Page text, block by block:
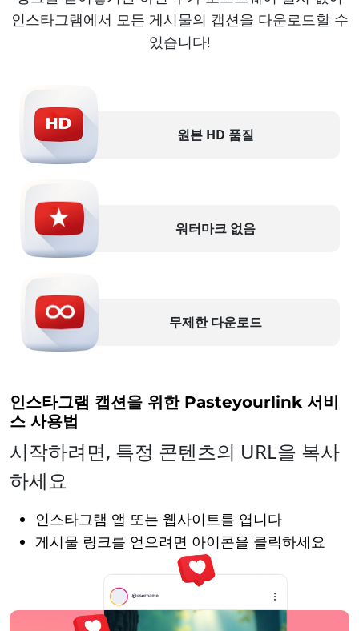
인스타그램에서 모든 게시물의 캡션을 다운로드할 수
있습니다!
원본 HD 품질
워터마크 없음
무제한 다운로드
인스타그램 캡션을 위한 Pasteyourlink 서비
스 사용법
시작하려면, 특정 콘텐츠의 URL을 복사
하세요
인스타그램 앱 또는 웹사이트를 엽니다
게시물 링크를 얻으려면 아이콘을 클릭하세요